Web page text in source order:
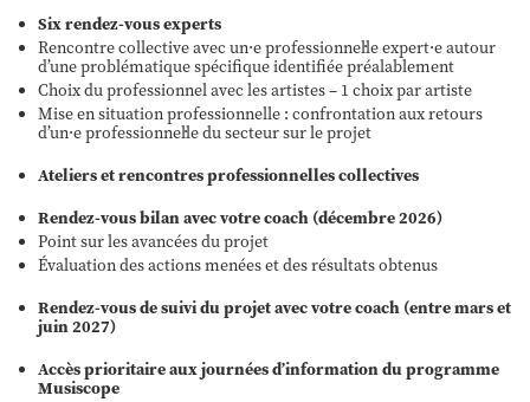
Six rendez-vous experts
Rencontre collective avec un·e professionnel·le expert·e autour
d’une problématique spécifique identifiée préalablement
Choix du professionnel avec les artistes – 1 choix par artiste
Mise en situation professionnelle : confrontation aux retours
d’un·e professionnel·le du secteur sur le projet
Ateliers et rencontres professionnelles collectives
Rendez-vous bilan avec votre coach (décembre 2026)
Point sur les avancées du projet
Évaluation des actions menées et des résultats obtenus
Rendez-vous de suivi du projet avec votre coach (entre mars et
juin 2027)
Accès prioritaire aux journées d’information du programme
Musiscope